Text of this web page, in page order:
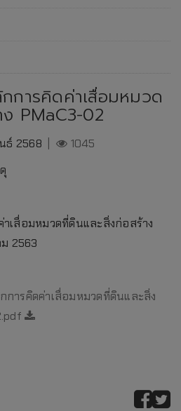
การคิดค่าเสื่อมหมวด
PMaC3-02
ธ์ 2568
1045
เสื่อมหมวดที่ดินและสิ่งก่อสร้าง
2563
การคิดค่าเสื่อมหมวดที่ดินและสิ่ง